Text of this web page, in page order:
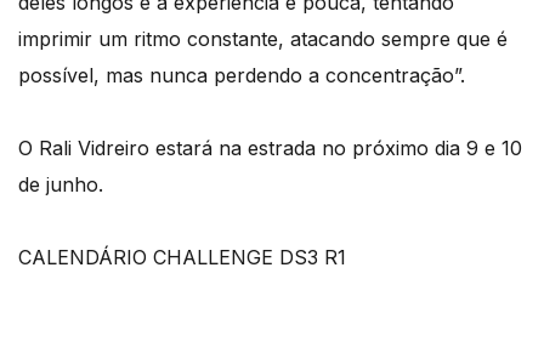
imprimir um ritmo constante, atacando sempre que é
possível, mas nunca perdendo a concentração”.
O Rali Vidreiro estará na estrada no próximo dia 9 e 10
de junho.
CALENDÁRIO CHALLENGE DS3 R1